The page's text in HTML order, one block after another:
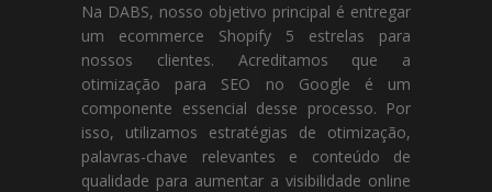
Na DABS, nosso objetivo principal é entregar
um ecommerce Shopify 5 estrelas para
nossos clientes. Acreditamos que a
otimização para SEO no Google é um
componente essencial desse processo. Por
isso, utilizamos estratégias de otimização,
palavras-chave relevantes e conteúdo de
qualidade para aumentar a visibilidade online